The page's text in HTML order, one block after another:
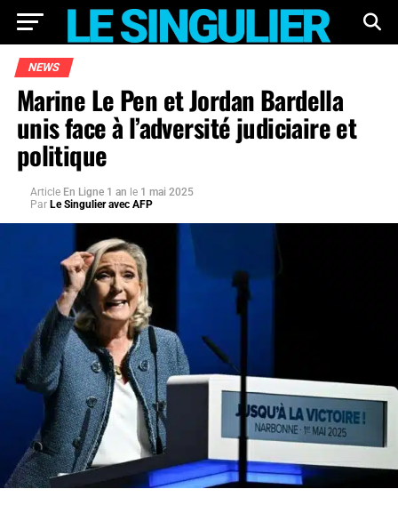
NEWS
Marine Le Pen et Jordan Bardella
unis face à l’adversité judiciaire et
politique
Article En Ligne 1 an le 1 mai 2025
Par Le Singulier avec AFP